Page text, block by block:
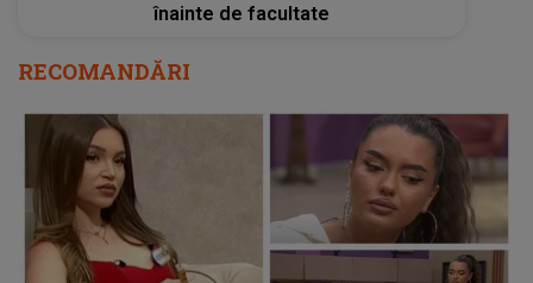
înainte de facultate
RECOMANDĂRI